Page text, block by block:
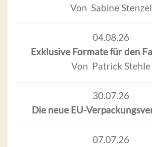
Von Sabine Stenzel
04.08.26
Exklusive Formate für den
Von Patrick Stehle
30.07.26
Die neue EU-
07.07.26